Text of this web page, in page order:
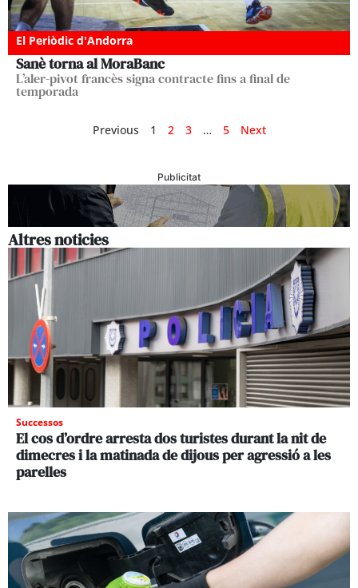
El Periòdic d'Andorra
Sanè torna al MoraBanc
L’aler-pivot francès signa contracte fins a final de
temporada
Previous 1 2 3 … 5 Next
Publicitat
Altres noticies
Successos
El cos d’ordre arresta dos turistes durant la nit de
dimecres i la matinada de dijous per agressió a les
parelles